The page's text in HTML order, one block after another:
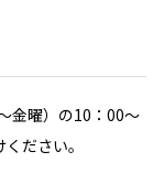
金曜）の10：00～
ださい。